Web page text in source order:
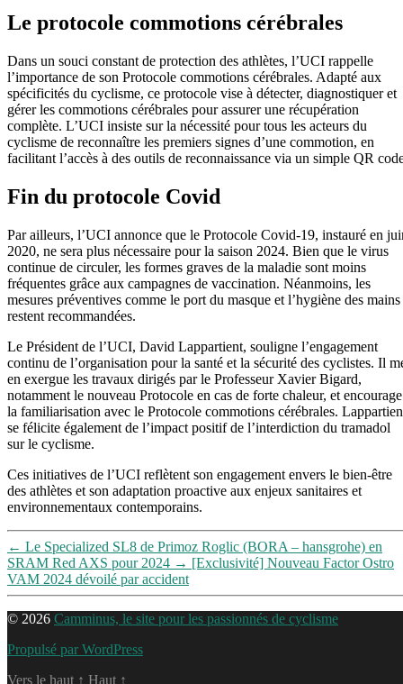
Le protocole commotions cérébrales
Dans un souci constant de protection des athlètes, l’UCI rappelle
l’importance de son Protocole commotions cérébrales. Adapté aux
spécificités du cyclisme, ce protocole vise à détecter, diagnostiquer et
gérer les commotions cérébrales pour assurer une récupération
complète. L’UCI insiste sur la nécessité pour tous les acteurs du
cyclisme de reconnaître les premiers signes d’une commotion, en
facilitant l’accès à des outils de reconnaissance via un simple QR
Fin du protocole Covid
Par ailleurs, l’UCI annonce que le Protocole Covid-19, instauré en
2020, ne sera plus nécessaire pour la saison 2024. Bien que le virus
continue de circuler, les formes graves de la maladie sont moins
fréquentes grâce aux campagnes de vaccination. Néanmoins, les
mesures préventives comme le port du masque et l’hygiène des mains
restent recommandées.
Le Président de l’UCI, David Lappartient, souligne l’engagement
continu de l’organisation pour la santé et la sécurité des cyclistes. Il
en exergue les travaux dirigés par le Professeur Xavier Bigard,
notamment le nouveau Protocole en cas de forte chaleur, et encourage
la familiarisation avec le Protocole commotions cérébrales.
se félicite également de l’impact positif de l’interdiction du tramadol
sur le cyclisme.
Ces initiatives de l’UCI reflètent son engagement envers le bien-être
des athlètes et son adaptation proactive aux enjeux sanitaires et
environnementaux contemporains.
← Le Specialized SL8 de Primoz Roglic (BORA – hansgrohe) en
SRAM Red AXS pour 2024 → [Exclusivité] Nouveau Factor Ostro
VAM 2024 dévoilé par accident
© 2026 Camminus, le site pour les passionnés de cyclisme
Propulsé par WordPress
Vers le haut ↑ Haut ↑